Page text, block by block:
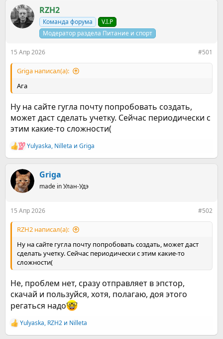
т
е
а
ч
а
л
RZH2
Команда форума
V.I.P
Модератор раздела Питание и спорт
15 Апр 2026 #501
Griga написал(а):
Ага
Ну на сайте гугла почту попробовать создать,
может даст сделать учетку. Сейчас периодически с
этим какие-то сложности(
Р
е
к
ц
и
Yulyaska, Nilleta и Griga
Griga
made in Улан-Удэ
15 Апр 2026 #502
RZH2 написал(а):
Ну на сайте гугла почту попробовать создать, может даст
сделать учетку. Сейчас периодически с этим какие-то
сложности(
Не, проблем нет, сразу отправляет в эпстор,
скачай и пользуйся, хотя, полагаю, доя этого
регаться надо
Р
е
Yulyaska, RZH2 и Nilleta